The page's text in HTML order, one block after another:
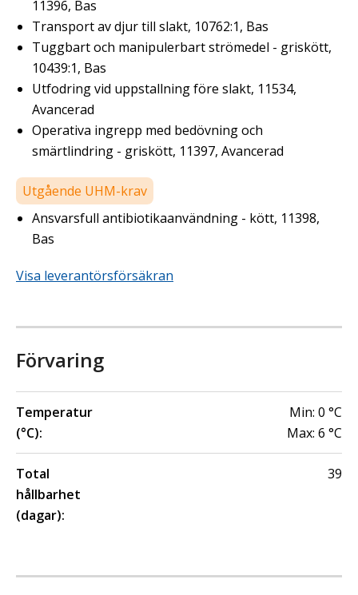
11396, Bas
Transport av djur till slakt, 10762:1, Bas
Tuggbart och manipulerbart strömedel - griskött,
10439:1, Bas
Utfodring vid uppstallning före slakt, 11534,
Avancerad
Operativa ingrepp med bedövning och
smärtlindring - griskött, 11397, Avancerad
Utgående UHM-krav
Ansvarsfull antibiotikaanvändning - kött, 11398,
Bas
Visa leverantörsförsäkran
Förvaring
Temperatur
(°C):
Min: 0 °C
Max: 6 °C
Total
hållbarhet
(dagar):
39